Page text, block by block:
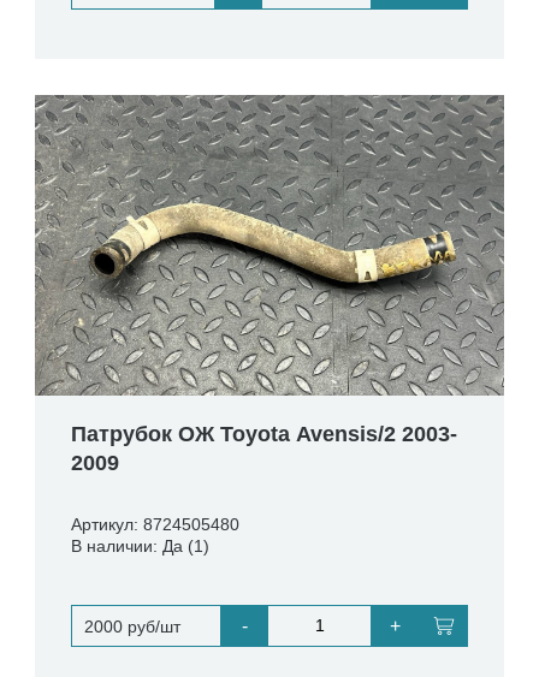
Патрубок ОЖ Toyota Avensis/2 2003-
2009
Артикул: 8724505480
В наличии: Да (1)
2000 руб/шт - +